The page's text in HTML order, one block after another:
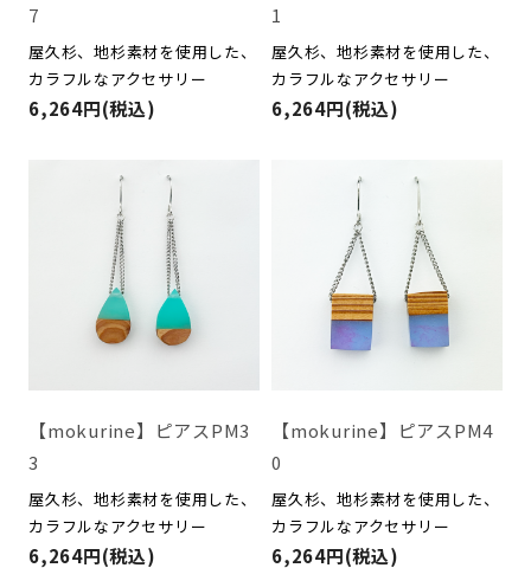
7
屋久杉、地杉素材を使用した、
カラフルなアクセサリー
6,264円(税込)
1
屋久杉、地杉素材を使用した、
カラフルなアクセサリー
6,264円(税込)
【mokurine】ピアスPM3
3
屋久杉、地杉素材を使用した、
カラフルなアクセサリー
6,264円(税込)
【mokurine】ピアスPM4
0
屋久杉、地杉素材を使用した、
カラフルなアクセサリー
6,264円(税込)